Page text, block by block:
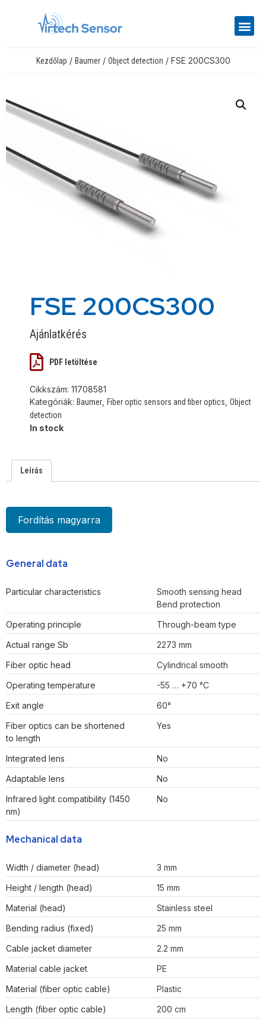
Kezdőlap / Baumer/ Object detection / FSE 200CS300
FSE 200CS300
Ajánlatkérés
PDF letöltése
Cikkszám: 11708581
Kategóriák: Baumer Fiber optic sensors and fiber optics Object
detection
In stock
Leírás
Fordítás magyarra
General data
Particular characteristics
Smooth sensing head
Bend protection
Operating principle
Through-beam type
Actual range Sb
2273 mm
Fiber optic head
Cylindrical smooth
Operating temperature
-55 … +70 °C
Exit angle
60°
Fiber optics can be shortened
to length
Yes
Integrated lens
No
Adaptable lens
No
Infrared light compatibility (1450
nm)
No
Mechanical data
Width / diameter (head)
3 mm
Height / length (head)
15 mm
Material (head)
Stainless steel
Bending radius (fixed)
25 mm
Cable jacket diameter
2.2 mm
Material cable jacket
PE
Material (fiber optic cable)
Plastic
Length (fiber optic cable)
200 cm